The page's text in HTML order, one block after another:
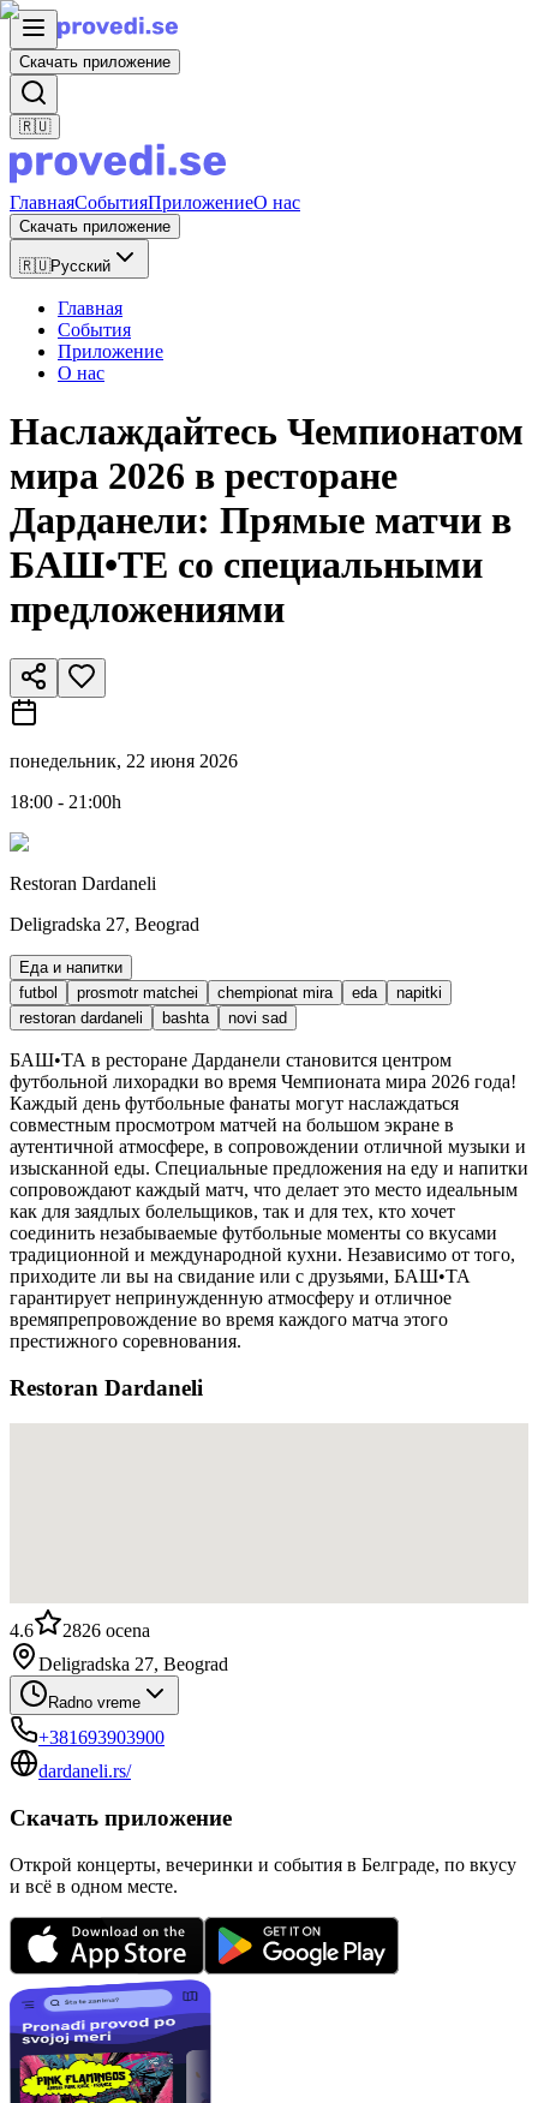
Скачать приложение
🇷🇺
ГлавнаяСобытияПриложениеО нас
Скачать приложение
🇷🇺Русский
Главная
События
Приложение
О нас
Наслаждайтесь Чемпионатом
мира 2026 в ресторане
Дарданели: Прямые матчи в
БАШ•ТЕ со специальными
предложениями
понедельник, 22 июня 2026
18:00 - 21:00h
Restoran Dardaneli
Deligradska 27, Beograd
Еда и напитки
futbol
prosmotr matchei chempionat mira eda
napitki
restoran dardaneli
bashta novi sad
БАШ•ТА в ресторане Дарданели становится центром
футбольной лихорадки во время Чемпионата мира 2026 года!
Каждый день футбольные фанаты могут наслаждаться
совместным просмотром матчей на большом экране в
аутентичной атмосфере, в сопровождении отличной музыки и
изысканной еды. Специальные предложения на еду и напитки
сопровождают каждый матч, что делает это место идеальным
как для заядлых болельщиков, так и для тех, кто хочет
соединить незабываемые футбольные моменты со вкусами
традиционной и международной кухни. Независимо от того,
приходите ли вы на свидание или с друзьями, БАШ•ТА
гарантирует непринужденную атмосферу и отличное
времяпрепровождение во время каждого матча этого
престижного соревнования.
Restoran Dardaneli
4.6 2826 ocena
Deligradska 27, Beograd
Radno vreme
+381693903900
dardaneli.rs/
Скачать приложение
Открой концерты, вечеринки и события в Белграде, по вкусу
и всё в одном месте.